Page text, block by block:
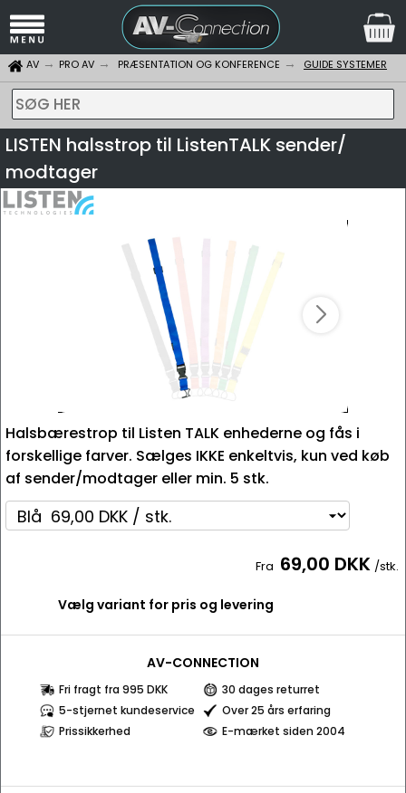
AV PRO AV PRÆSENTATION OG KONFERENCE GUIDE SYSTEMER
SØG HER
LISTEN halsstrop til ListenTALK sender/
modtager
Halsbærestrop til Listen TALK enhederne og fås i
forskellige farver. Sælges IKKE enkeltvis, kun ved køb
af sender/modtager eller min. 5 stk.
Fra 69,00 DKK /stk.
Vælg variant for pris og levering
AV-CONNECTION
Fri fragt fra 995 DKK
30 dages returret
5-stjernet kundeservice
Over 25 års erfaring
Prissikkerhed
E-mærket siden 2004